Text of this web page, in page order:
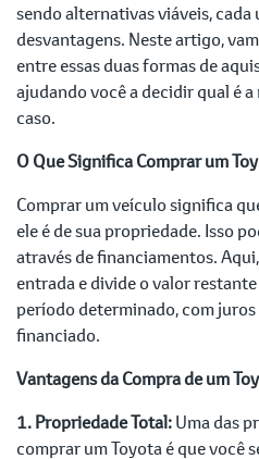
sendo alternativas viáveis, cada
desvantagens. Neste artigo,
entre essas duas formas de
ajudando você a decidir qual é
caso.
O Que Significa Comprar um
Comprar um veículo significa
ele é de sua propriedade. Isso
através de financiamentos.
entrada e divide o valor
período determinado, com
financiado.
Vantagens da Compra de um
1. Propriedade Total:Uma das
comprar um Toyota é que você